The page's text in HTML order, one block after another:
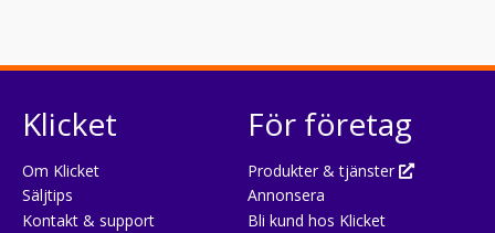
Klicket
Om Klicket
Säljtips
Kontakt & support
För företag
Produkter & tjänster
Annonsera
Bli kund hos Klicket